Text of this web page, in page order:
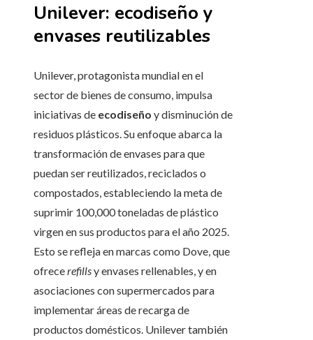
Unilever: ecodiseño y
envases reutilizables
Unilever, protagonista mundial en el
sector de bienes de consumo, impulsa
iniciativas de ecodiseño y disminución de
residuos plásticos. Su enfoque abarca la
transformación de envases para que
puedan ser reutilizados, reciclados o
compostados, estableciendo la meta de
suprimir 100,000 toneladas de plástico
virgen en sus productos para el año 2025.
Esto se refleja en marcas como Dove, que
ofrecerefillsy envases rellenables, y en
asociaciones con supermercados para
implementar áreas de recarga de
productos domésticos. Unilever también